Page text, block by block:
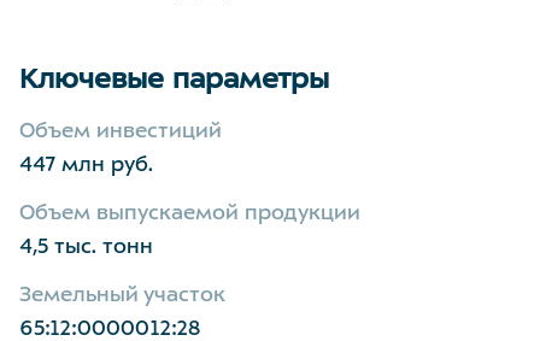
Ключевые параметры
Объем инвестиций
447 млн руб.
Объем выпускаемой продукции
4,5 тыс. тонн
Земельный участок
65:12:0000012:28